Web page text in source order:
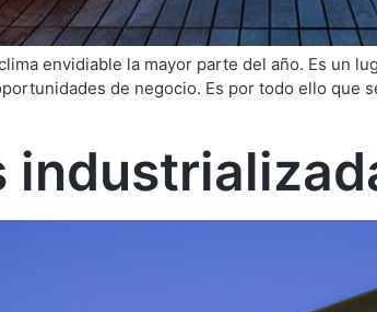
envidiable la mayor parte del año. Es un
de negocio. Es por todo ello